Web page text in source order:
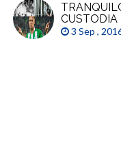
CUSTODIA
3 Sep ,